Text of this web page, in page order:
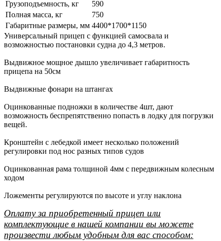
Грузоподъемность, кг
590
Полная масса, кг
750
Габаритные размеры, мм 4400*1700*1150
Универсальный прицеп с функцией самосвала и
возможностью постановки судна до 4,3 метров.
Выдвижное мощное дышло увеличивает габаритность
прицепа на 50см
Выдвижные фонари на штангах
Оцинкованные подножки в количестве 4шт, дают
возможность беспрепятственно попасть в лодку для погрузки
вещей.
Кронштейн с лебедкой имеет несколько положений
регулировки под нос разных типов судов
Оцинкованная рама толщиной 4мм с передвижным колесным
ходом
Ложементы регулируются по высоте и углу наклона
Оплату за приобретенный прицеп или
комплектующие в нашей компании вы можете
произвести любым удобным для вас способом: